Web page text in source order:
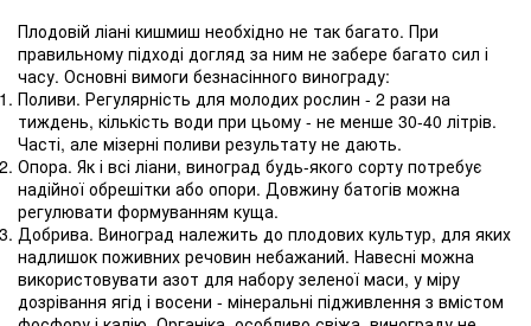
Плодовій ліані кишмиш необхідно не так багато. При
правильному підході догляд за ним не забере багато сил і
часу. Основні вимоги безнасінного винограду:
Поливи. Регулярність для молодих рослин - 2 рази на
тиждень, кількість води при цьому - не менше 30-40 літрів.
Часті, але мізерні поливи результату не дають.
Опора. Як і всі ліани, виноград будь-якого сорту потребує
надійної обрешітки або опори. Довжину батогів можна
регулювати формуванням куща.
Добрива. Виноград належить до плодових культур, для яких
надлишок поживних речовин небажаний. Навесні можна
використовувати азот для набору зеленої маси, у міру
дозрівання ягід і восени - мінеральні підживлення з вмістом